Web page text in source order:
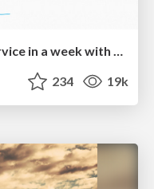
234 19k